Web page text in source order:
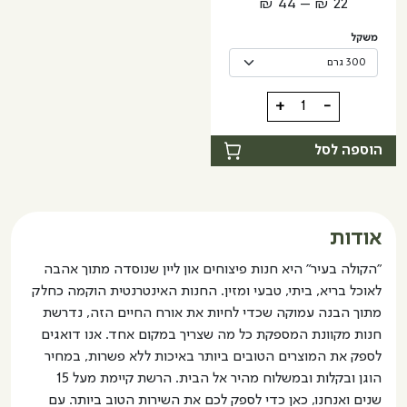
₪ 22
–
₪ 44
עד
משקל
-
כמות
של
רחת
לוקום
+
הוספה לסל
האפשרויות
בעמוד
המוצר
אודות
"הקולה בעיר" היא חנות פיצוחים און ליין שנוסדה מתוך אהבה
לאוכל בריא, ביתי, טבעי ומזין. החנות האינטרנטית הוקמה כחלק
מתוך הבנה עמוקה שכדי לחיות את אורח החיים הזה, נדרשת
חנות מקוונת המספקת כל מה שצריך במקום אחד. אנו דואגים
לספק את המוצרים הטובים ביותר באיכות ללא פשרות, במחיר
הוגן ובקלות ובמשלוח מהיר אל הבית. הרשת קיימת מעל 15
שנים ואנחנו, כאן כדי לספק לכם את השירות הטוב ביותר. עם